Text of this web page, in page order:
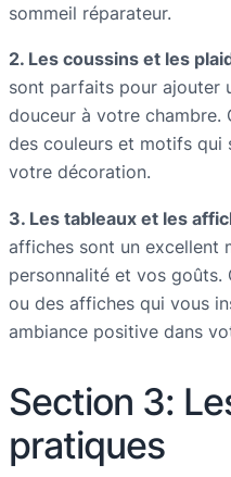
sommeil réparateur.
2. Les coussins et les
sont parfaits pour ajouter
douceur à votre chambre.
des couleurs et motifs qui
votre décoration.
3. Les tableaux et les
affiches sont un excellent
personnalité et vos goûts.
ou des affiches qui vous
ambiance positive dans
Section 3:
pratiques